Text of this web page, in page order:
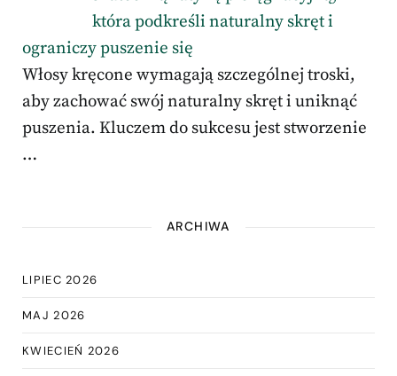
która podkreśli naturalny skręt i
ograniczy puszenie się
Włosy kręcone wymagają szczególnej troski,
aby zachować swój naturalny skręt i uniknąć
puszenia. Kluczem do sukcesu jest stworzenie
…
ARCHIWA
LIPIEC 2026
MAJ 2026
KWIECIEŃ 2026